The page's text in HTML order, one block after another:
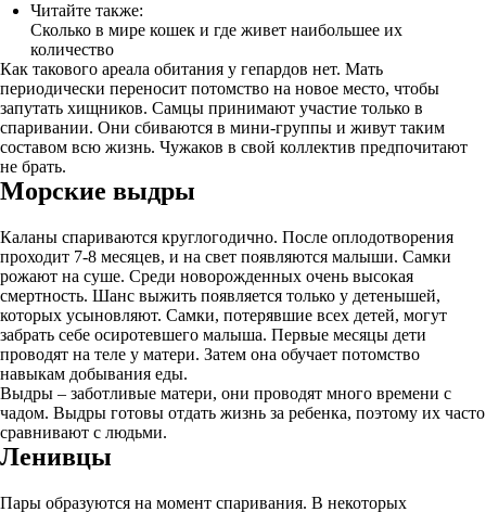
Читайте также:
Сколько в мире кошек и где живет наибольшее их
количество
Как такового ареала обитания у гепардов нет. Мать
периодически переносит потомство на новое место, чтобы
запутать хищников. Самцы принимают участие только в
спаривании. Они сбиваются в мини-группы и живут таким
составом всю жизнь. Чужаков в свой коллектив предпочитают
не брать.
Морские выдры
Каланы спариваются круглогодично. После оплодотворения
проходит 7-8 месяцев, и на свет появляются малыши. Самки
рожают на суше. Среди новорожденных очень высокая
смертность. Шанс выжить появляется только у детенышей,
которых усыновляют. Самки, потерявшие всех детей, могут
забрать себе осиротевшего малыша. Первые месяцы дети
проводят на теле у матери. Затем она обучает потомство
навыкам добывания еды.
Выдры – заботливые матери, они проводят много времени с
чадом. Выдры готовы отдать жизнь за ребенка, поэтому их часто
сравнивают с людьми.
Ленивцы
Пары образуются на момент спаривания. В некоторых